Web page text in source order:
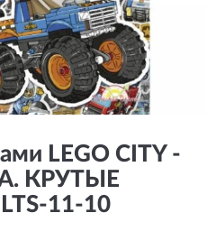
LEGO CITY -
КРУТЫЕ
11-10